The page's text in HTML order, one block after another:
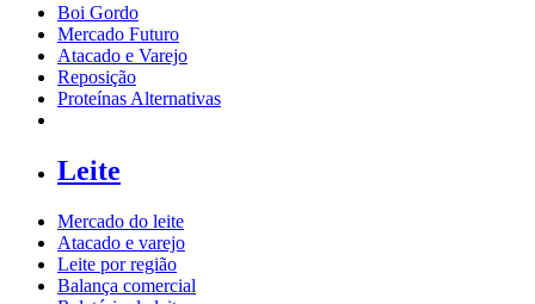
Boi Gordo
Mercado Futuro
Atacado e Varejo
Reposição
Proteínas Alternativas
Leite
Mercado do leite
Atacado e varejo
Leite por região
Balança comercial